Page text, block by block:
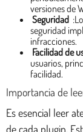
versiones de
Seguridad
seguridad
infracciones.
Facilidad de
usuarios,
facilidad.
Importancia de
Es esencial leer
de cada plugin.